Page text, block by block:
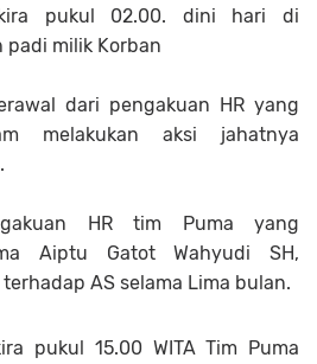
pukul 02.00. dini hari di
milik Korban
dari pengakuan HR yang
melakukan aksi jahatnya
HR tim Puma yang
Aiptu Gatot Wahyudi SH,
AS selama Lima bulan.
pukul 15.00 WITA Tim Puma